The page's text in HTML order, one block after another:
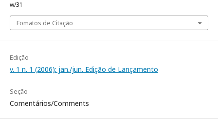
w/31
Fomatos de Citação
Edição
v. 1 n. 1 (2006): jan./jun. Edição de Lançamento
Seção
Comentários/Comments